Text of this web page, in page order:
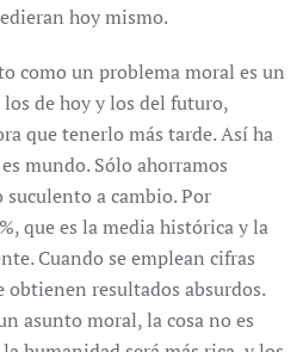
hoy mismo.
como un problema moral es un
de hoy y los del futuro,
que tenerlo más tarde. Así ha
mundo. Sólo ahorramos
suculento a cambio. Por
que es la media histórica y la
Cuando se emplean cifras
obtienen resultados absurdos.
asunto moral, la cosa no es